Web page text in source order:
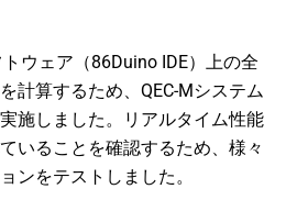
ウェア（86Duino IDE）上の全
計算するため、QEC-Mシステム
施しました。リアルタイム性能
いることを確認するため、様々
ンをテストしました。